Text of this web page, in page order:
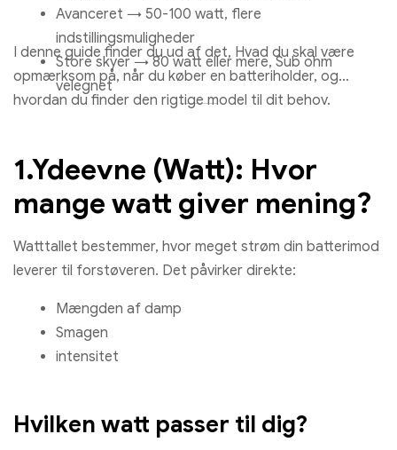
Avanceret → 50-100 watt, flere
indstillingsmuligheder
Store skyer → 80 watt eller mere, Sub ohm
velegnet
I denne guide finder du ud af det, Hvad du skal være
opmærksom på, når du køber en batteriholder, og
hvordan du finder den rigtige model til dit behov.
1.Ydeevne (Watt): Hvor
mange watt giver mening?
Watttallet bestemmer, hvor meget strøm din batterimod
leverer til forstøveren. Det påvirker direkte:
Mængden af ​​damp
Smagen
intensitet
Hvilken watt passer til dig?